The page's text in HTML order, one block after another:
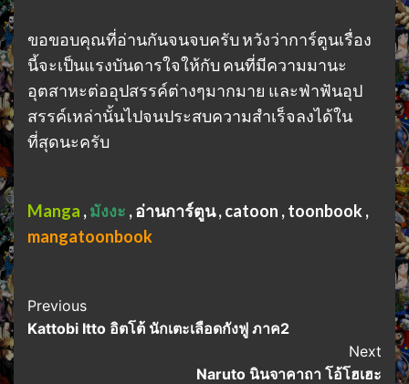
ขอขอบคุณที่อ่านกันจนจบครับ หวังว่าการ์ตูนเรื่อง
นี้จะเป็นแรงบันดารใจให้กับ คนที่มีความมานะ
อุตสาหะต่ออุปสรรค์ต่างๆมากมาย และฟ่าฟันอุป
สรรค์เหล่านั้นไปจนประสบความสำเร็จลงได้ใน
ที่สุดนะครับ
Manga ,มังงะ ,อ่านการ์ตูน , catoon , toonbook ,
mangatoonbook
Post
Navigation
Previous
Kattobi Itto อิตโต้ นักเตะเลือดกังฟู ภาค2
Next
Naruto นินจาคาถา โอ้โฮเฮะ